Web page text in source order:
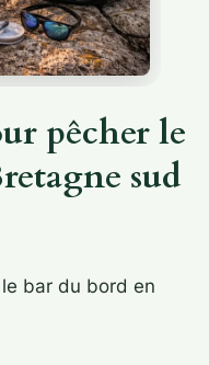
pêcher le
sud
bar du bord en